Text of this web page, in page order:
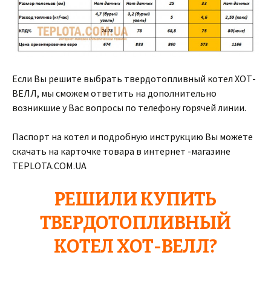
Если Вы решите выбрать твердотопливный котел ХОТ-
ВЕЛЛ, мы сможем ответить на дополнительно
возникшие у Вас вопросы по телефону горячей линии.
Паспорт на котел и подробную инструкцию Вы можете
скачать на карточке товара в интернет -магазине
TEPLOTA.COM.UA
РЕШИЛИ КУПИТЬ
ТВЕРДОТОПЛИВНЫЙ
КОТЕЛ ХОТ-ВЕЛЛ?